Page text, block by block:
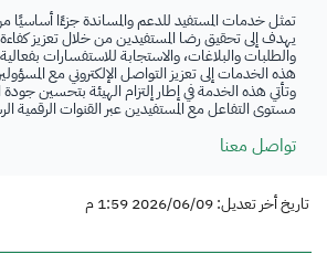
تمثل خدمات المستفيد للدعم والمساندة جزءًا
يهدف إلى تحقيق رضا المستفيدين من خلال تعزيز
والطلبات والبلاغات، والاستجابة للاستفسارات
هذه الخدمات إلى تعزيز التواصل الإلكتروني مع
وتأتي هذه الخدمة في إطار إلتزام الهيئة بتحسين جودة
مستوى التفاعل مع المستفيدين عبر القنوات الرقمية
تواصل معنا
تاريخ أخر تعديل: 2026/06/09 1:59 م